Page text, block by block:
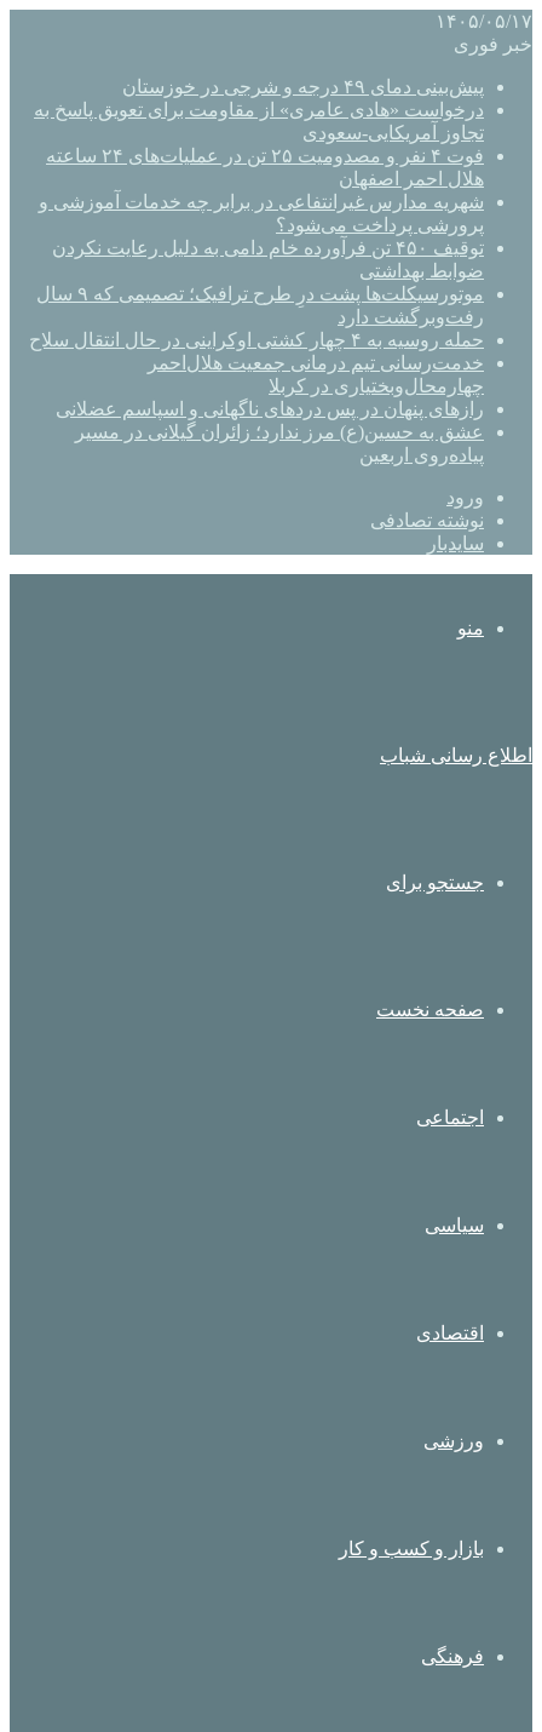
۱۴۰۵/۰۵/۱۷
خبر فوری
پیش‌بینی دمای ۴۹ درجه و شرجی در خوزستان
درخواست «هادی عامری» از مقاومت برای تعویق پاسخ به
تجاوز آمریکایی-سعودی
فوت ۴ نفر و مصدومیت ۲۵ تن در عملیات‌های ۲۴ ساعته
هلال احمر اصفهان
شهریه مدارس غیرانتفاعی در برابر چه خدمات آموزشی و
پرورشی پرداخت می‌شود؟
توقیف ۴۵۰ تن فرآورده خام دامی به دلیل رعایت نکردن
ضوابط بهداشتی
موتورسیکلت‌ها پشت درِ طرح ترافیک؛ تصمیمی که ۹ سال
رفت‌وبرگشت دارد
حمله روسیه به ۴ چهار کشتی اوکراینی در حال انتقال سلاح
خدمت‌رسانی تیم درمانی جمعیت هلال‌احمر
چهارمحال‌وبختیاری در کربلا
رازهای پنهان در پس دردهای ناگهانی و اسپاسم عضلانی
عشق به حسین(ع) مرز ندارد؛ زائران گیلانی در مسیر
پیاده‌روی اربعین
ورود
نوشته تصادفی
سایدبار
منو
اطلاع رسانی شباب
جستجو برای
صفحه نخست
اجتماعی
سیاسی
اقتصادی
ورزشی
بازار و کسب و کار
فرهنگی